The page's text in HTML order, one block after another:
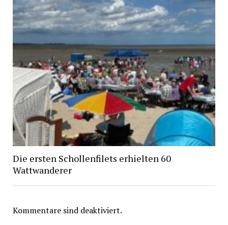
Die ersten Schollenfilets erhielten 60
Wattwanderer
Kommentare sind deaktiviert.